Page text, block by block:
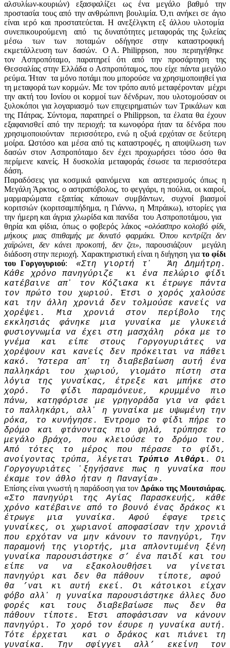
αλσυλίων-κουριών) εξασφαλίζει ως ένα μεγάλο βαθμό την
προστασία τους από την ανθρώπινη βουλιμία. Ό,τι ανήκει σε άγιο
είναι ιερό και προστατεύεται. Η ανεξέλγκτη εξ άλλου υλοτομία
συνεπικουρούμενη από τις δυνατότητες μεταφοράς της ξυλείας
μέσω των των ποταμών οδήγησε στην καταστροφική
εκμετάλλευση των δασών. Ο Α. Philippson, που περιηγήθηκε
τον Ασπροπόταμο, παρατηρεί ότι από την προσάρτηση της
Θεσσαλίας στην Ελλάδα ο Ασπροπόταμος, που είχε πάντα μεγάλο
ρεύμα. Ήταν τα μόνο ποτάμι που μπορούσε να χρησιμοποιηθεί για
τη μεταφορά των κορμών. Με τον τρόπο αυτό μεταφέρονταν μέχρι
την ακτή του Ιονίου οι κορμοί των δένδρων, πoυ υλοτομούσαν οι
ξυλοκόποι για λογαριασμό των επιχειρηματιών των Τρικάλων και
της Πάτρας. Σύντομα, παρατηρεί ο Philippson, τα έλατα θα έχουν
εξαφανισθεί από την περιοχή: τα κωνοφόρα ήταν τα δένδρα που
χρησιμοποιούνταν περισσότερο, ενώ η οξυά ερχόταν σε δεύτερη
μοίρα. Ωστόσο και μέσα από τις καταστροφές, η αποψίλωση των
δασών στον Ασπροπόταμο δεν έχει προχωρήσει τόσο όσο θα
περίμενε κανείς. Η δυσκολία μεταφοράς έσωσε τα περισσότερα
δάση.
Παραδόσεις για κοσμικά φαινόμενα και αστερισμούς όπως η
Μεγάλη Άρκτος, ο αστραπόβολος, το φεγγάρι, η πούλια, οι καιροί,
μαρμαρώματα εξαιτίας κάποιων συμβάντων, συχνοί βιασμοί
κοριτσιών (κοριτσαμπήδημα, η Γιάννω, η Μπράικω), ιστορίες για
την ήμερη και άγρια χλωρίδα και πανίδα του Ασπροποτάμου, για
θηρία και φίδια, όπως ο φοβερός λάκος «ολόασπρο κολοβό φίδι,
μήκους μιας σπιθαμής με δυνατό φαρμάκι. Όπου κεντρίζει δεν
χαϊρώνει, δεν κάνει προκοπή, δεν ζει», παρουσιάζουν μεγάλη
διάδοση στην περιοχή. Χαρακτηριστική είναι η διήγηση για το φίδι
του Γοργογυριού: «Στη γιορτή τ᾽ Άη Δημήτρη.
Κάθε χρόνο πανηγύριζε κι ένα πελώριο φίδι
κατέβαινε απ᾽ τον Κόζιακα κι έτρωγε πάντα
τον πρώτο του χωριού. Έτσι ο χορός χαλούσε
και την άλλη χρονιά δεν τολμούσε κανείς να
χορέψει. Μια χρονιά στον περίβολο της
εκκλησιάς φάνηκε μια γυναίκα με γλυκειά
φυσιογνωμία να έχει στη μασχάλη ρόκα με το
γνέμα και είπε στους Γοργογυριάτες να
χορέψουν και κανείς δεν πρόκειται να πάθει
κακό. Ύστερα απ᾽ τη διαβεβαίωση αυτή ένα
παλληκάρι του χωριού, γιομάτο πίστη στα
λόγια της γυναίκας, έτρεξε και μπήκε στο
χορό. Το φίδι παραμόνευε, κρυμμένο πιο
πάνω, κατηφόρισε με γρηγοράδα για να φάει
το παλληκάρι, αλλ᾽ η γυναίκα με υψω­μένη την
ρόκα, το κυνήγησε. Έντρομο το φίδι πήρε το
δρόμο και φτάνοντας πιο ψηλά, τρύπησε το
μεγάλο βράχο, που κλειούσε το δρόμο του.
Από τότες το μέρος που πέρασε το φίδι,
ανοίγοντας τρύπα, λέγεται Τρύπιο Λιθάρι . Οι
Γοργο­γυριάτες ᾽ξηγήσανε πως η γυναίκα που
έκαμε τον άθλο ήταν η Παναγία» .
Επίσης είναι γνωστή η παράδοση για τον Δράκο της Μουτσιάρας.
«Στο πανηγύρι της Αγίας Παρασκευής, κάθε
χρόνο κατέβαινε από το βουνό ένας δράκος κι
έτρωγε μια γυναίκα. Αφού έφαγε τρεις
γυναίκες, οι χωριανοί αποφασίσαν την χρονιά
που ερχόταν να μην κάνουν το πανηγύρι, Την
παραμονή της γιορτής, μια απλοντυμένη ξένη
γυναίκα παρουσιάστηκε σ’ ένα παιδί και του
είπε να να εξακολουθήσει να γίνεται
πανηγύρι και δεν θα πάθουν τίποτε, αφού
θα ’ναι κι αυτή εκεί. Οι κάτοικοι είχαν
φόβο αλλ᾽ η γυναίκα παρουσιάστηκε άλλες δυο
φορές και τους διαβεβαίωσε πως δεν θα
πάθουν τίποτε. Έτσι αποφάσισαν να κάνουν
πανηγύρι. Το χορό τον έσυρε η γυναίκα αυτή.
Τότε έρχεται και ο δράκος και πιάνει τη
γυναίκα. Την σφίγγει αλλ’ εκείνη τον